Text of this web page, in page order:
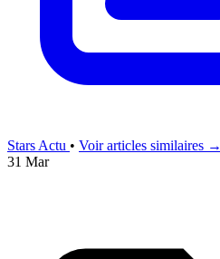
Stars Actu • Voir articles similaires →
31 Mar